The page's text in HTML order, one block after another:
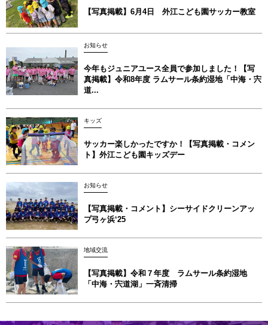
【写真掲載】6月4日 外江こども園サッカー教室
お知らせ
今年もジュニアユース全員で参加しました！【写
真掲載】令和8年度 ラムサール条約湿地「中海・宍
道...
キッズ
サッカー楽しかったですか！【写真掲載・コメン
ト】外江こども園キッズデー
お知らせ
【写真掲載・コメント】シーサイドクリーンアッ
プ弓ヶ浜‘25
地域交流
【写真掲載】令和７年度 ラムサール条約湿地
「中海・宍道湖」一斉清掃